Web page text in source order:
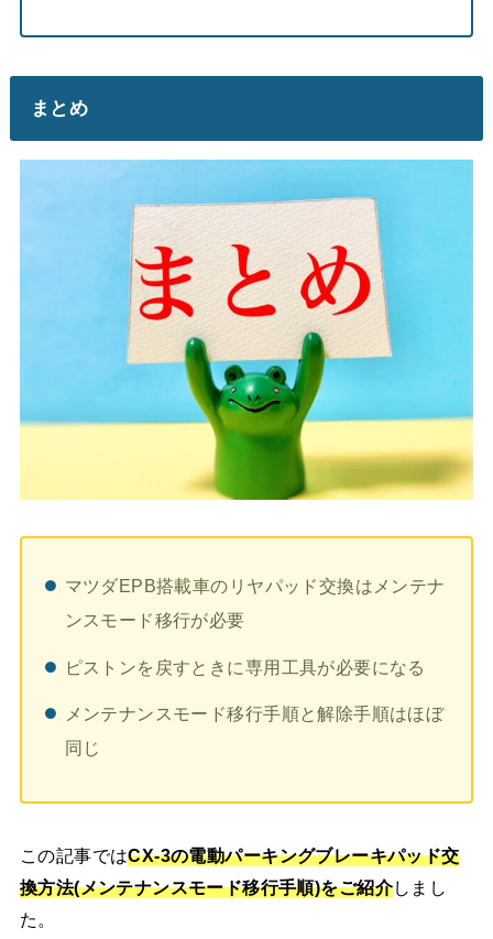
まとめ
マツダEPB搭載車のリヤパッド交換はメンテナ
ンスモード移行が必要
ピストンを戻すときに専用工具が必要になる
メンテナンスモード移行手順と解除手順はほぼ
同じ
この記事ではCX-3の電動パーキングブレーキパッド交
換方法(メンテナンスモード移行手順)をご紹介しまし
た。